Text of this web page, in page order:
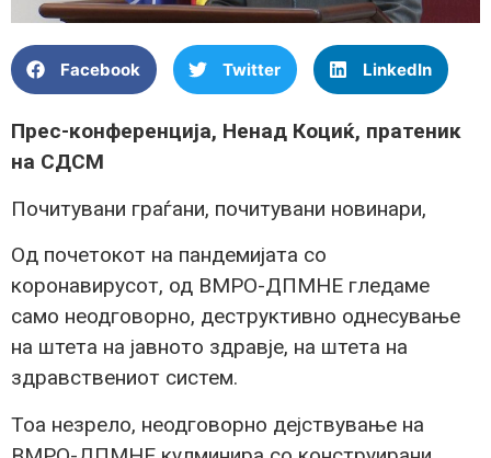
Facebook Twitter LinkedIn
Прес-конференција, Ненад Коциќ, пратеник
на СДСМ
Почитувани граѓани, почитувани новинари,
Од почетокот на пандемијата со
коронавирусот, од ВМРО-ДПМНЕ гледаме
само неодговорно, деструктивно однесување
на штета на јавното здравје, на штета на
здравствениот систем.
Тоа незрело, неодговорно дејствување на